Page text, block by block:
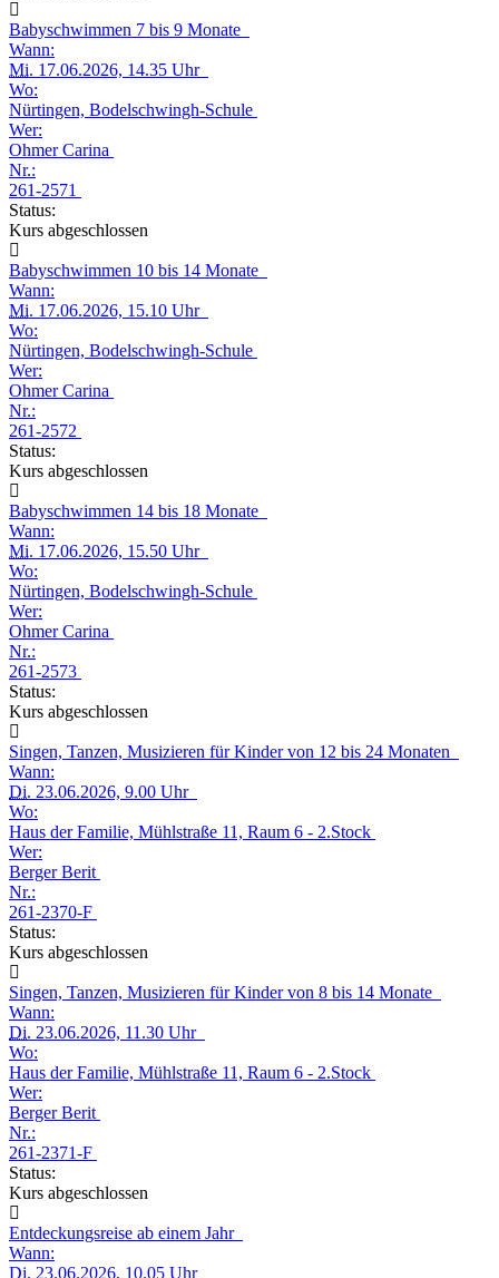
Babyschwimmen 7 bis 9 Monate
Wann:
Mi. 17.06.2026, 14.35 Uhr
Wo:
Nürtingen, Bodelschwingh-Schule
Wer:
Ohmer Carina
Nr.:
261-2571
Status:
Kurs abgeschlossen
Babyschwimmen 10 bis 14 Monate
Wann:
Mi. 17.06.2026, 15.10 Uhr
Wo:
Nürtingen, Bodelschwingh-Schule
Wer:
Ohmer Carina
Nr.:
261-2572
Status:
Kurs abgeschlossen
Babyschwimmen 14 bis 18 Monate
Wann:
Mi. 17.06.2026, 15.50 Uhr
Wo:
Nürtingen, Bodelschwingh-Schule
Wer:
Ohmer Carina
Nr.:
261-2573
Status:
Kurs abgeschlossen
Singen, Tanzen, Musizieren für Kinder von 12 bis 24 Monaten
Wann:
Di. 23.06.2026, 9.00 Uhr
Wo:
Haus der Familie, Mühlstraße 11, Raum 6 - 2.Stock
Wer:
Berger Berit
Nr.:
261-2370-F
Status:
Kurs abgeschlossen
Singen, Tanzen, Musizieren für Kinder von 8 bis 14 Monate
Wann:
Di. 23.06.2026, 11.30 Uhr
Wo:
Haus der Familie, Mühlstraße 11, Raum 6 - 2.Stock
Wer:
Berger Berit
Nr.:
261-2371-F
Status:
Kurs abgeschlossen
Entdeckungsreise ab einem Jahr
Wann:
Di. 23.06.2026, 10.05 Uhr